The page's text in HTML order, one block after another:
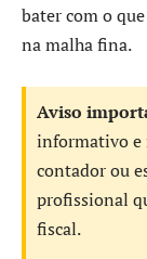
bater com o
na malha fina.
Aviso
informativo e
contador ou
profissional
fiscal.